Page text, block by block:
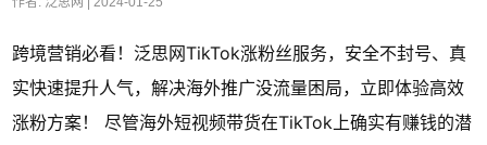
跨境营销必看！泛思网TikTok涨粉丝服务，安全不封号、真
实快速提升人气，解决海外推广没流量困局，立即体验高效
涨粉方案！ 尽管海外短视频带货在TikTok上确实有赚钱的潜